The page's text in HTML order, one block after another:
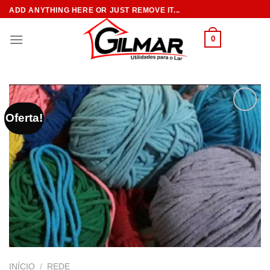
Skip
content
ADD ANYTHING HERE OR JUST REMOVE IT...
0
Oferta!
INÍCIO / REDE